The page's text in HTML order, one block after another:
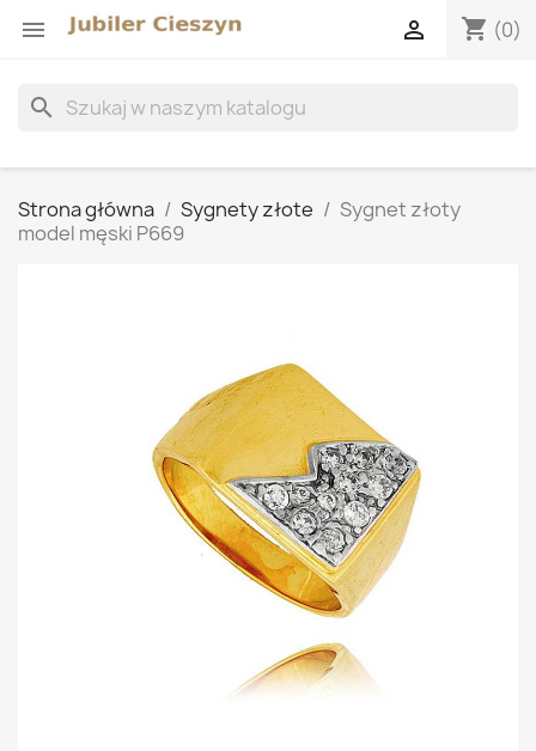
 shopping_cart (0)

search
Strona główna Sygnety złote
Sygnet złoty
model męski P669